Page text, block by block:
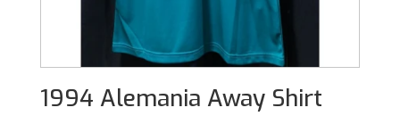
1994 Alemania Away Shirt